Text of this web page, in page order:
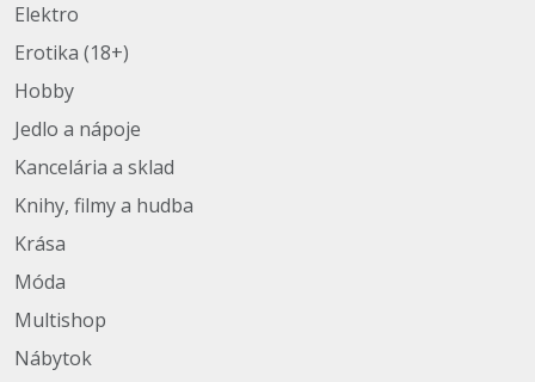
Elektro
Erotika (18+)
Hobby
Jedlo a nápoje
Kancelária a sklad
Knihy, filmy a hudba
Krása
Móda
Multishop
Nábytok